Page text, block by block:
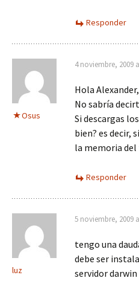
Responder
Osus
4 noviembre, 2009
Hola Alexander,
No sabría
Si descargas
bien? es decir,
la memoria
Responder
luz
5 noviembre, 2009
tengo una
debe ser
servidor